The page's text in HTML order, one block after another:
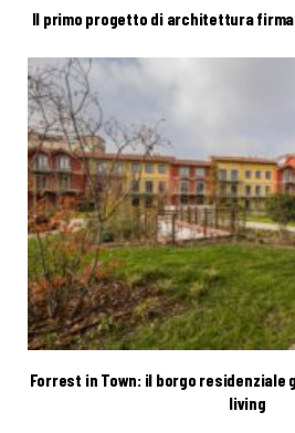
Il primo progetto di architettura
Forrest in Town: il borgo residenziale
living